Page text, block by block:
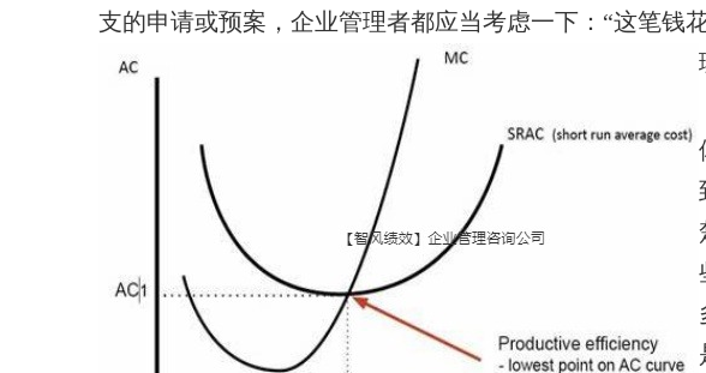
支的申请或预案，企业管理者都应当考虑一下：“这笔钱